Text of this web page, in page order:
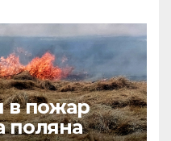
в пожар
поляна